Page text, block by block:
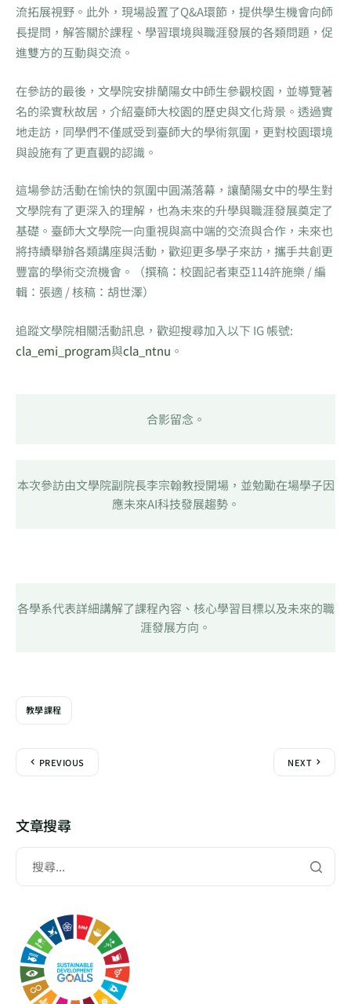
流拓展視野。此外，現場設置了Q&A環節，提供學生機會向師
長提問，解答關於課程、學習環境與職涯發展的各類問題，促
進雙方的互動與交流。
在參訪的最後，文學院安排蘭陽女中師生參觀校園，並導覽著
名的梁實秋故居，介紹臺師大校園的歷史與文化背景。透過實
地走訪，同學們不僅感受到臺師大的學術氛圍，更對校園環境
與設施有了更直觀的認識。
這場參訪活動在愉快的氛圍中圓滿落幕，讓蘭陽女中的學生對
文學院有了更深入的理解，也為未來的升學與職涯發展奠定了
基礎。臺師大文學院一向重視與高中端的交流與合作，未來也
將持續舉辦各類講座與活動，歡迎更多學子來訪，攜手共創更
豐富的學術交流機會。（撰稿：校園記者東亞114許施樂 / 編
輯：張適 / 核稿：胡世澤）
追蹤文學院相關活動訊息，歡迎搜尋加入以下 IG 帳號:
cla_emi_program與cla_ntnu 。
合影留念。
本次參訪由文學院副院長李宗翰教授開場，並勉勵在場學子因
應未來AI科技發展趨勢。
各學系代表詳細講解了課程內容、核心學習目標以及未來的職
涯發展方向。
教學課程
PREVIOUS NEXT
文章搜尋